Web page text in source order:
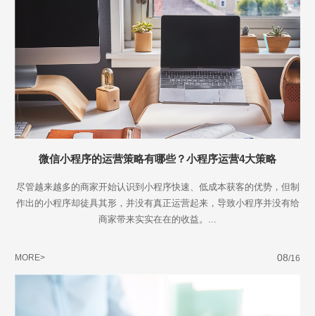
微信小程序的运营策略有哪些？小程序运营4大策略
尽管越来越多的商家开始认识到小程序快速、低成本获客的优势，但制
作出的小程序却徒具其形，并没有真正运营起来，导致小程序并没有给
商家带来实实在在的收益。...
MORE> 08/16